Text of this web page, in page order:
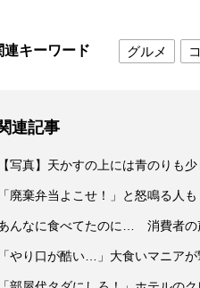
連キーワード グルメ
連記事
【写真】天かすの上には青のりも
「廃棄弁当よこせ！」と怒鳴る人
んなに食べてたのに… 消費者の
「やり口が酷い…」大食いマニア